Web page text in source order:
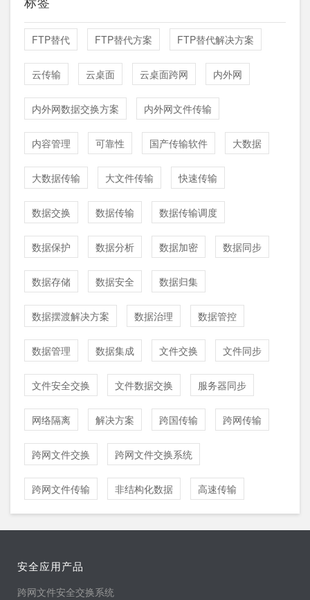
FTP替代 FTP替代方案 FTP替代解决方案
云传输 云桌面 云桌面跨网 内外网
内外网数据交换方案 内外网文件传输
内容管理 可靠性 国产传输软件 大数据
大数据传输 大文件传输 快速传输
数据交换 数据传输 数据传输调度
数据保护 数据分析 数据加密 数据同步
数据存储 数据安全 数据归集
数据摆渡解决方案 数据治理 数据管控
数据管理 数据集成 文件交换 文件同步
文件安全交换 文件数据交换 服务器同步
网络隔离 解决方案 跨国传输 跨网传输
跨网文件交换 跨网文件交换系统
跨网文件传输 非结构化数据 高速传输
安全应用产品
跨网文件安全交换系统